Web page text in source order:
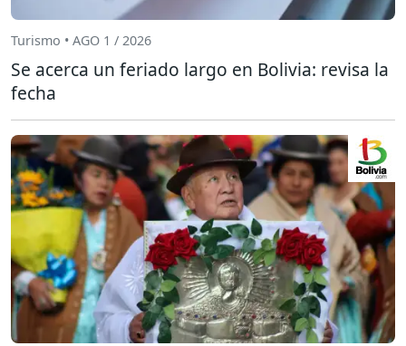
Turismo • AGO 1 / 2026
Se acerca un feriado largo en Bolivia: revisa la
fecha